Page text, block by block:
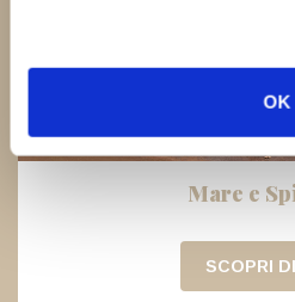
OK
Mare e
SCOPRI